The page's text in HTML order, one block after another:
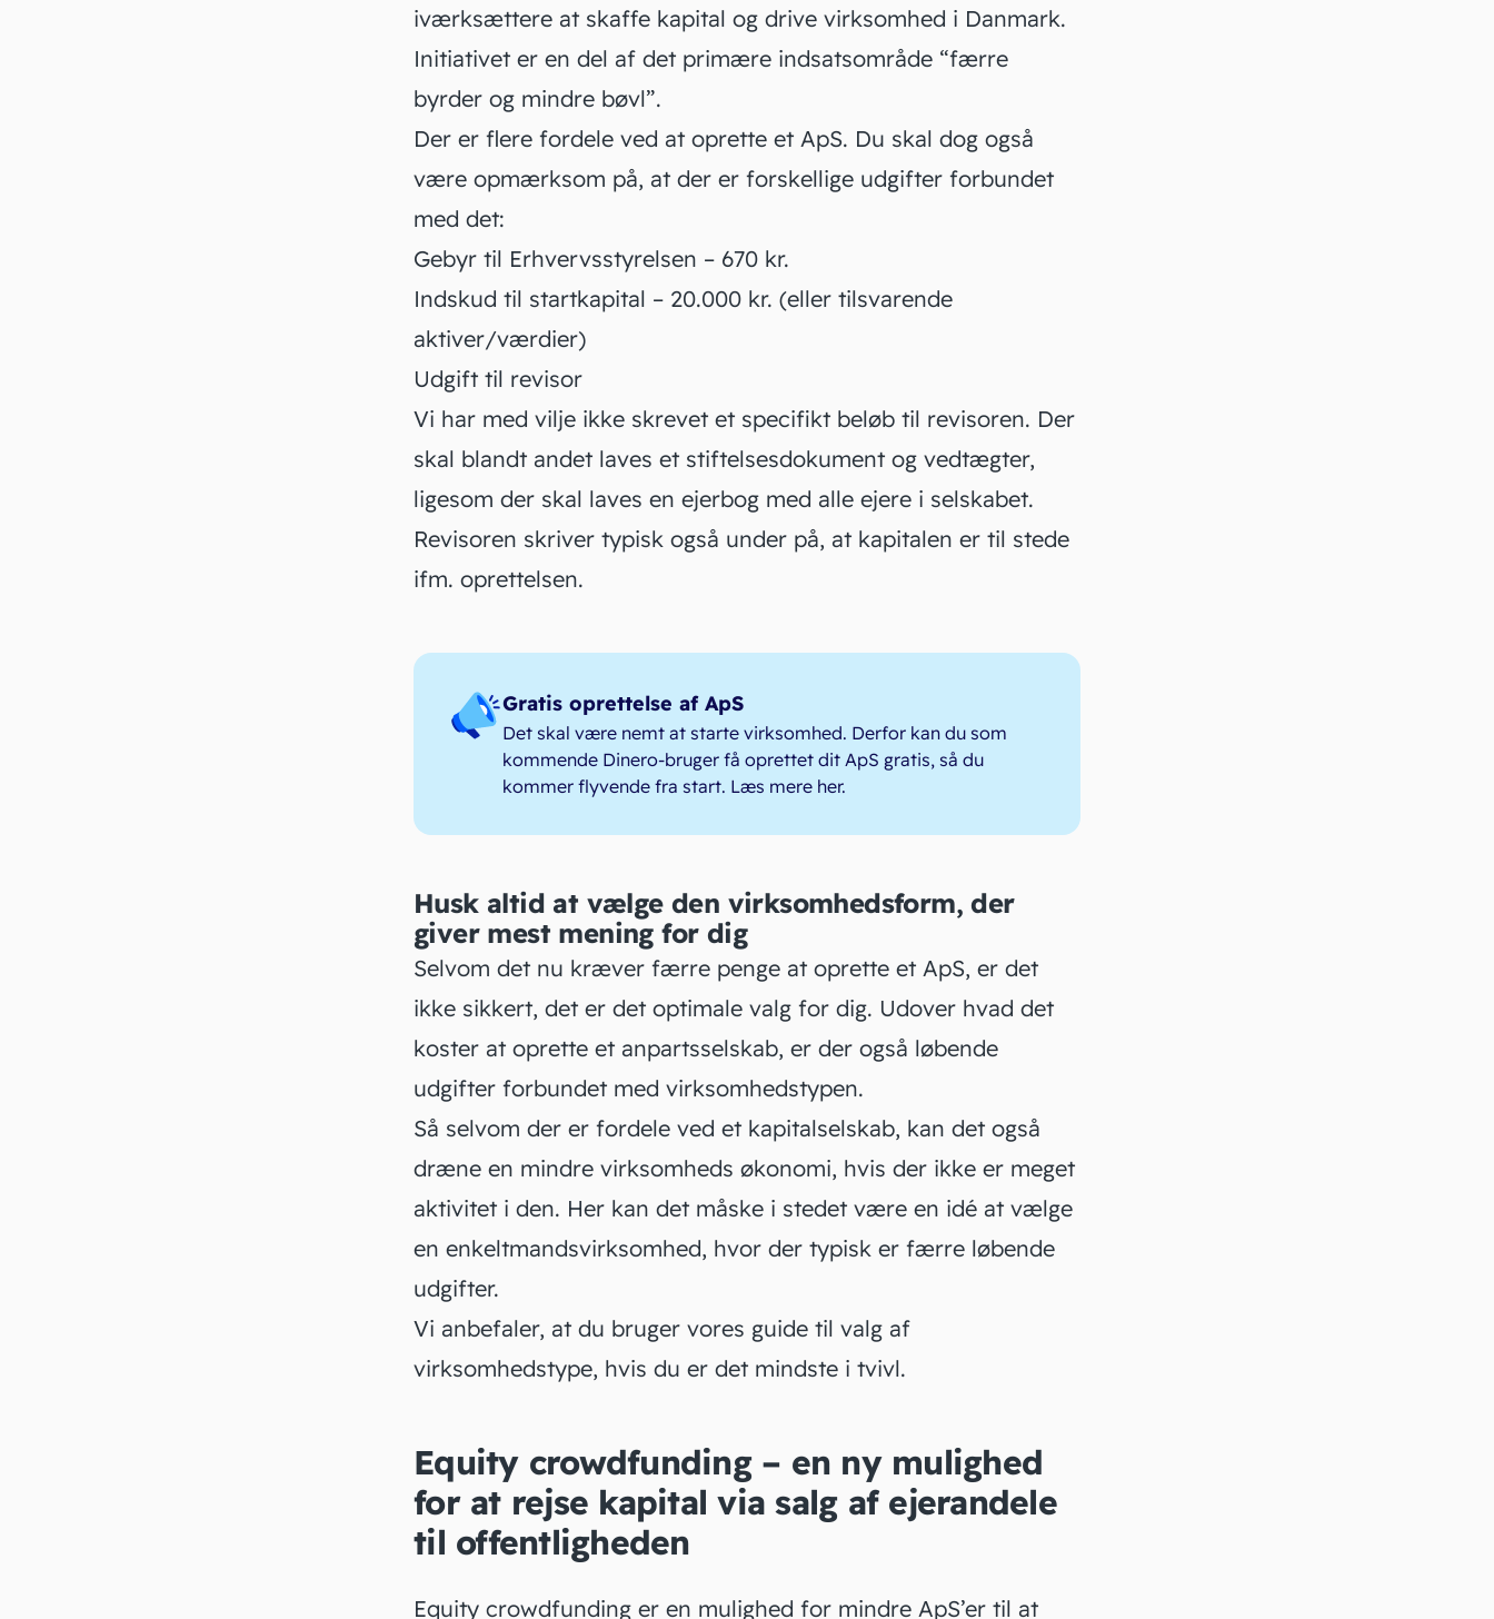
iværksættere at skaffe kapital og drive virksomhed i Danmark.
Initiativet er en del af det primære indsatsområde “færre
byrder og mindre bøvl”.
Der er flere fordele ved at oprette et ApS. Du skal dog også
være opmærksom på, at der er forskellige udgifter forbundet
med det:
Gebyr til Erhvervsstyrelsen – 670 kr.
Indskud til startkapital – 20.000 kr. (eller tilsvarende
aktiver/værdier)
Udgift til revisor
Vi har med vilje ikke skrevet et specifikt beløb til revisoren. Der
skal blandt andet laves et stiftelsesdokument og vedtægter,
ligesom der skal laves en ejerbog med alle ejere i selskabet.
Revisoren skriver typisk også under på, at kapitalen er til stede
ifm. oprettelsen.
Gratis oprettelse af ApS
Det skal være nemt at starte virksomhed. Derfor kan du som
kommende Dinero-bruger få oprettet dit ApS gratis, så du
kommer flyvende fra start. Læs mere her.
Husk altid at vælge den virksomhedsform, der
giver mest mening for dig
Selvom det nu kræver færre penge at oprette et ApS, er det
ikke sikkert, det er det optimale valg for dig. Udover hvad det
koster at oprette et anpartsselskab, er der også løbende
udgifter forbundet med virksomhedstypen.
Så selvom der er fordele ved et kapitalselskab, kan det også
dræne en mindre virksomheds økonomi, hvis der ikke er meget
aktivitet i den. Her kan det måske i stedet være en idé at vælge
en enkeltmandsvirksomhed, hvor der typisk er færre løbende
udgifter.
Vi anbefaler, at du bruger vores guide til valg af
virksomhedstype, hvis du er det mindste i tvivl.
Equity crowdfunding – en ny mulighed
for at rejse kapital via salg af ejerandele
til offentligheden
Equity crowdfunding er en mulighed for mindre ApS’er til at